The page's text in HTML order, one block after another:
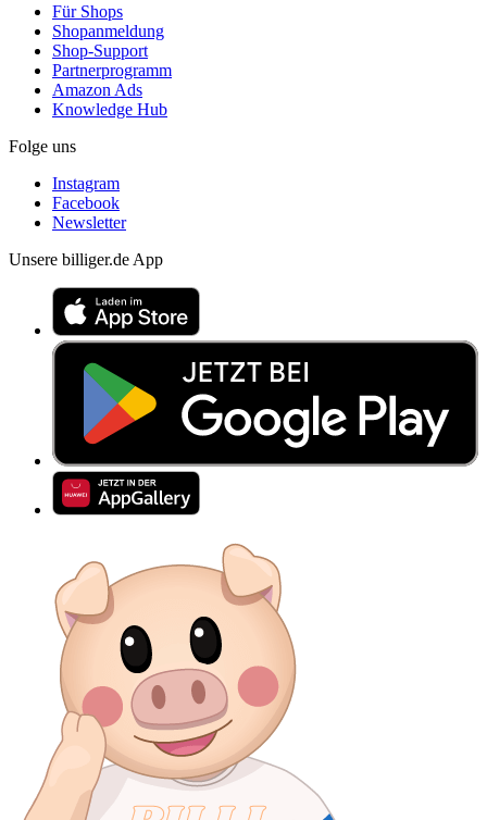
Für Shops
Shopanmeldung
Shop-Support
Partnerprogramm
Amazon Ads
Knowledge Hub
Folge uns
Instagram
Facebook
Newsletter
Unsere billiger.de App